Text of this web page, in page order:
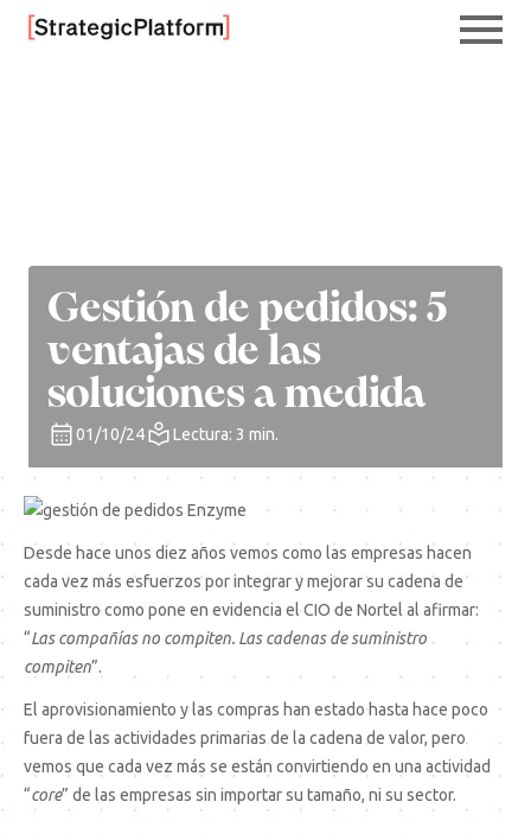
Gestión de pedidos: 5
ventajas de las
soluciones a medida
01/10/24 Lectura: 3 min.
Desde hace unos diez años vemos como las empresas hacen
cada vez más esfuerzos por integrar y mejorar su cadena de
suministro como pone en evidencia el CIO de Nortel al afirmar:
“Las compañías no compiten. Las cadenas de suministro
compiten”.
El aprovisionamiento y las compras han estado hasta hace poco
fuera de las actividades primarias de la cadena de valor, pero
vemos que cada vez más se están convirtiendo en una actividad
“core” de las empresas sin importar su tamaño, ni su sector.